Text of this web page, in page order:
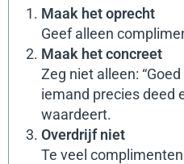
Maak het oprecht
Geef alleen
Maak het concreet
Zeg niet alleen:
iemand precies deed
waardeert.
Overdrijf niet
Te veel